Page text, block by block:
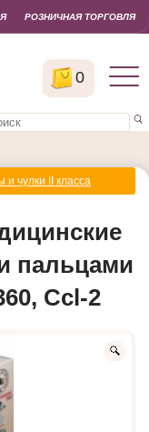
0
РОЗНИЧНАЯ ТОРГОВЛЯ
чулки II класса
пальцами
Ccl-2